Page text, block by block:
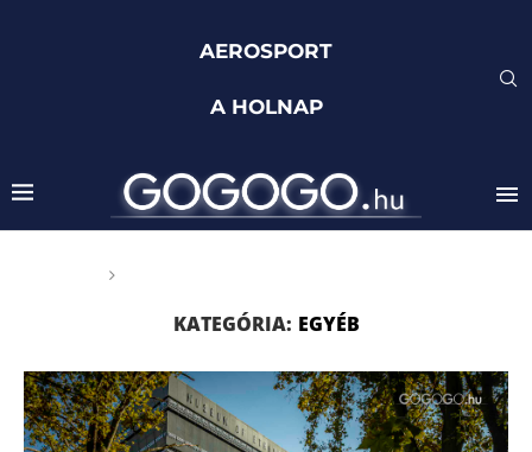
AEROSPORT
A HOLNAP
KATEGÓRIA: EGYÉB